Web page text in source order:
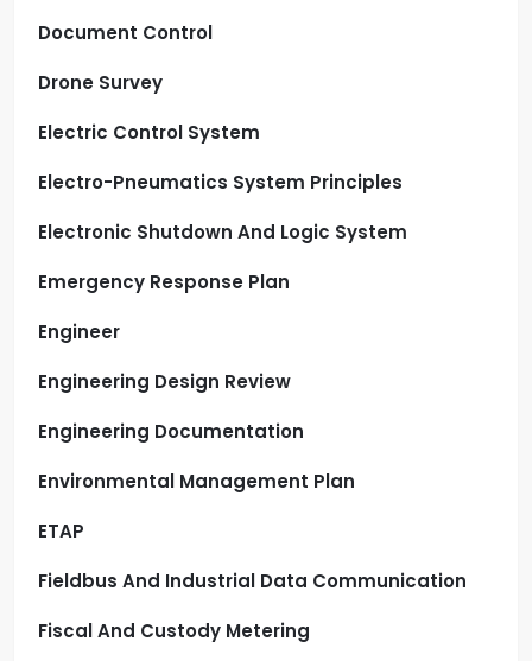
Document Control
Drone Survey
Electric Control System
Electro-Pneumatics System Principles
Electronic Shutdown And Logic System
Emergency Response Plan
Engineer
Engineering Design Review
Engineering Documentation
Environmental Management Plan
ETAP
Fieldbus And Industrial Data Communication
Fiscal And Custody Metering